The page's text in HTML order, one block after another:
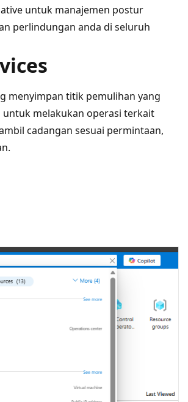
untuk manajemen postur
perlindungan anda di seluruh
menyimpan titik pemulihan yang
melakukan operasi terkait
cadangan sesuai permintaan,